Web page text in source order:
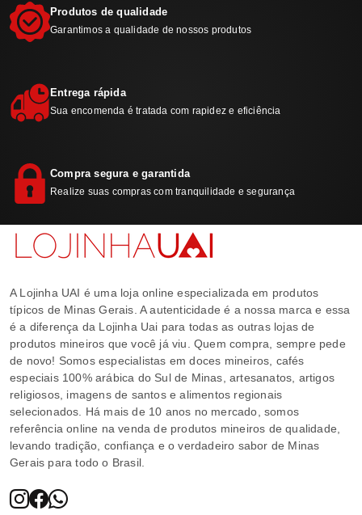
Produtos de qualidade
Garantimos a qualidade de nossos produtos
Entrega rápida
Sua encomenda é tratada com rapidez e eficiência
Compra segura e garantida
Realize suas compras com tranquilidade e segurança
A Lojinha UAI é uma loja online especializada em produtos
típicos de Minas Gerais. A autenticidade é a nossa marca e essa
é a diferença da Lojinha Uai para todas as outras lojas de
produtos mineiros que você já viu. Quem compra, sempre pede
de novo! Somos especialistas em doces mineiros, cafés
especiais 100% arábica do Sul de Minas, artesanatos, artigos
religiosos, imagens de santos e alimentos regionais
selecionados. Há mais de 10 anos no mercado, somos
referência online na venda de produtos mineiros de qualidade,
levando tradição, confiança e o verdadeiro sabor de Minas
Gerais para todo o Brasil.